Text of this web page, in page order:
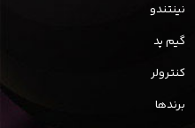
نینتندو
گیم پد
کنترولر
برندها